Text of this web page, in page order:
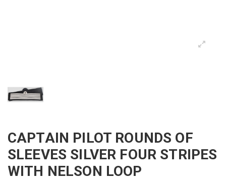
CAPTAIN PILOT ROUNDS OF
SLEEVES SILVER FOUR STRIPES
WITH NELSON LOOP